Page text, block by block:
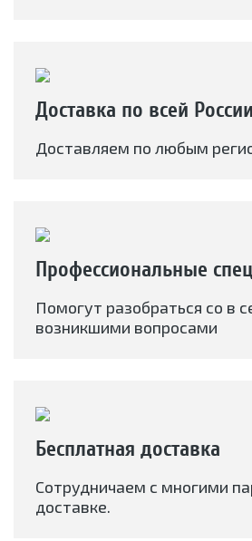
Доставка по всей России
Доставляем по любым
Профессиональные
Помогут разобраться со в
возникшими вопросами
Бесплатная доставка
Сотрудничаем с многими
доставке.